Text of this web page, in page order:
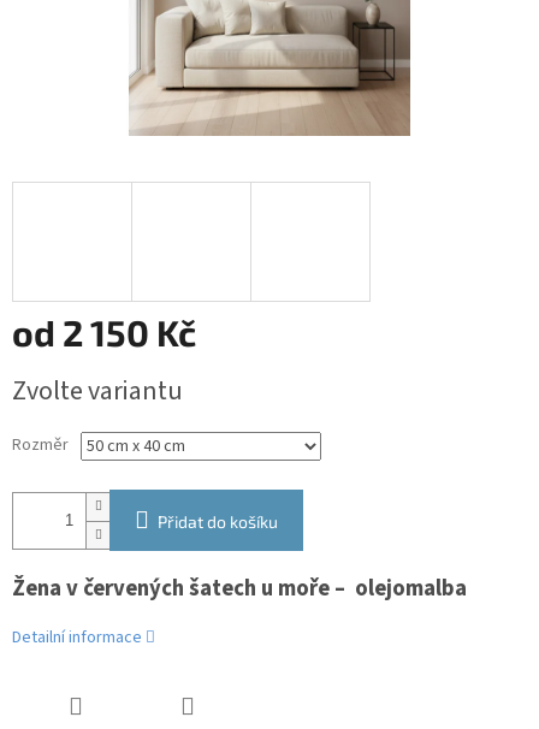
od 2 150 Kč
cena:
Zvolte variantu
Rozměr
Přidat do košíku
Žena v červených šatech u moře – olejomalba
Detailní informace